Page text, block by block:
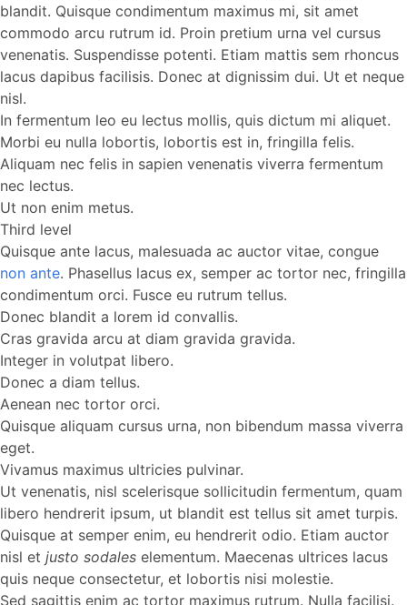
blandit. Quisque condimentum maximus mi, sit amet
commodo arcu rutrum id. Proin pretium urna vel cursus
venenatis. Suspendisse potenti. Etiam mattis sem rhoncus
lacus dapibus facilisis. Donec at dignissim dui. Ut et neque
nisl.
In fermentum leo eu lectus mollis, quis dictum mi aliquet.
Morbi eu nulla lobortis, lobortis est in, fringilla felis.
Aliquam nec felis in sapien venenatis viverra fermentum
nec lectus.
Ut non enim metus.
Third level
Quisque ante lacus, malesuada ac auctor vitae, congue
non ante. Phasellus lacus ex, semper ac tortor nec, fringilla
condimentum orci. Fusce eu rutrum tellus.
Donec blandit a lorem id convallis.
Cras gravida arcu at diam gravida gravida.
Integer in volutpat libero.
Donec a diam tellus.
Aenean nec tortor orci.
Quisque aliquam cursus urna, non bibendum massa viverra
eget.
Vivamus maximus ultricies pulvinar.
Ut venenatis, nisl scelerisque sollicitudin fermentum, quam
libero hendrerit ipsum, ut blandit est tellus sit amet turpis.
Quisque at semper enim, eu hendrerit odio. Etiam auctor
nisl et justo sodales elementum. Maecenas ultrices lacus
quis neque consectetur, et lobortis nisi molestie.
Sed sagittis enim ac tortor maximus rutrum. Nulla facilisi.